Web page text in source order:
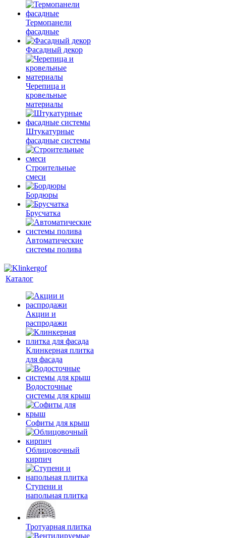
Термопанели
фасадные
Фасадный декор
Черепица и
кровельные
материалы
Штукатурные
фасадные системы
Строительные
смеси
Бордюры
Брусчатка
Автоматические
системы полива
Каталог
Акции и
распродажи
Клинкерная плитка
для фасада
Водосточные
системы для крыш
Софиты для крыш
Облицовочный
кирпич
Ступени и
напольная плитка
Тротуарная плитка